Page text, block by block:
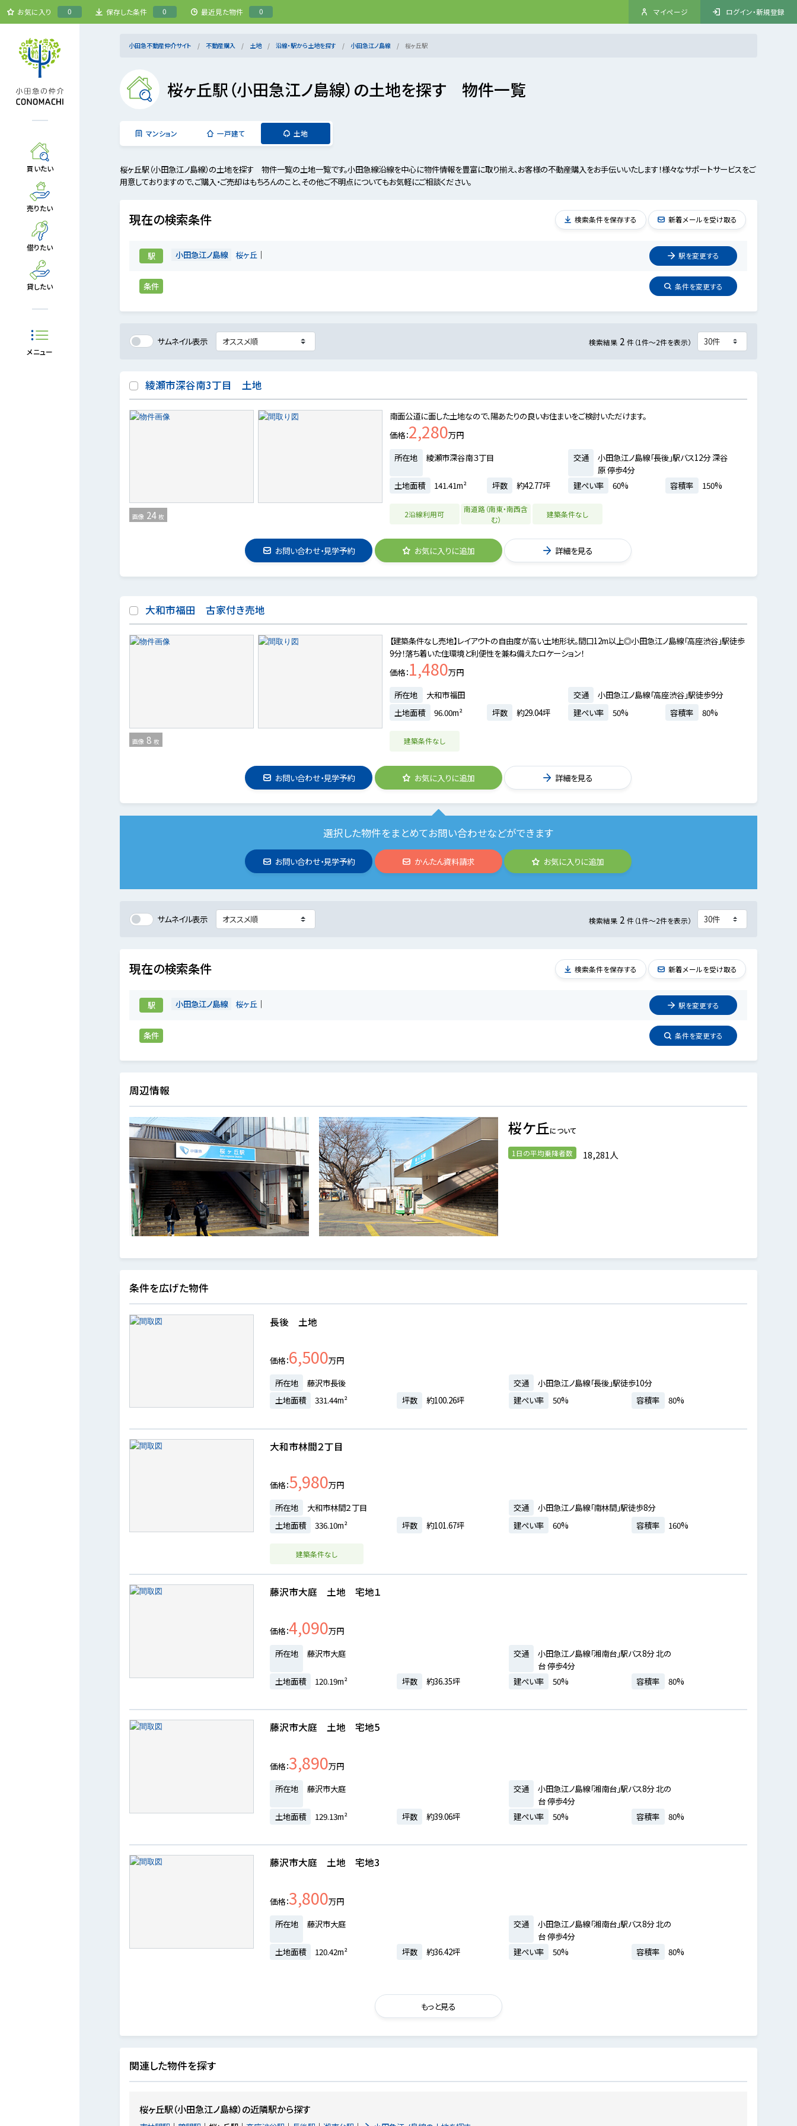
お気に入り 0 保存した条件 0 最近見た物件 0 マイページ ログイン・新規登録
買いたい
売りたい
借りたい
貸したい
メニュー
小田急不動産仲介サイト 不動産購入 土地 沿線・駅から土地を探す 小田急江ノ島線 桜ヶ丘駅
桜ヶ丘駅（小田急江ノ島線）の土地を探す 物件一覧
マンション 一戸建て 土地
桜ヶ丘駅（小田急江ノ島線）の土地を探す 物件一覧の土地一覧です。小田急線沿線を中心に物件情報を豊富に取り揃え、お客様の不動産購入をお手伝いいたします！様々なサポートサービスをご
用意しておりますので、ご購入・ご売却はもちろんのこと、その他ご不明点についてもお気軽にご相談ください。
現在の検索条件
駅 小田急江ノ島線 桜ヶ丘 駅を変更する
条件 条件を変更する
検索条件を保存する 新着メールを受け取る
サムネイル表示 検索結果 2 件（1件～2件を表示）
綾瀬市深谷南3丁目 土地
画像 24 枚
南面公道に面した土地なので、陽あたりの良いお住まいをご検討いただけます。
価格 2,280万円
所在地
綾瀬市深谷南３丁目 交通
小田急江ノ島線「長後」駅バス12分 深谷
原 停歩4分
土地面積
141.41m² 坪数 約42.77坪 建ぺい率 60% 容積率 150%
2沿線利用可
南道路（南東・南西含
む）
建築条件なし
お問い合わせ・見学予約 お気に入りに追加 詳細を見る
大和市福田 古家付き売地
画像 8 枚
【建築条件なし売地】レイアウトの自由度が高い土地形状。間口12m以上◎小田急江ノ島線「高座渋谷」駅徒歩
9分！落ち着いた住環境と利便性を兼ね備えたロケーション！
価格 1,480万円
所在地
大和市福田 交通
小田急江ノ島線「高座渋谷」駅徒歩9分
土地面積
96.00m² 坪数 約29.04坪 建ぺい率 50% 容積率 80%
建築条件なし
お問い合わせ・見学予約 お気に入りに追加 詳細を見る
選択した物件をまとめてお問い合わせなどができます
お問い合わせ・見学予約 かんたん資料請求 お気に入りに追加
サムネイル表示 検索結果 2 件（1件～2件を表示）
現在の検索条件
駅 小田急江ノ島線 桜ヶ丘 駅を変更する
条件 条件を変更する
検索条件を保存する 新着メールを受け取る
周辺情報
桜ケ丘について
1日の平均乗降者数 18,281人
条件を広げた物件
長後 土地
価格 6,500万円
所在地
藤沢市長後 交通
小田急江ノ島線「長後」駅徒歩10分
土地面積
331.44m² 坪数 約100.26坪 建ぺい率 50% 容積率 80%
大和市林間２丁目
価格 5,980万円
所在地
大和市林間２丁目 交通
小田急江ノ島線「南林間」駅徒歩8分
土地面積
336.10m² 坪数 約101.67坪 建ぺい率 60% 容積率 160%
建築条件なし
藤沢市大庭 土地 宅地１
価格 4,090万円
所在地
藤沢市大庭 交通
小田急江ノ島線「湘南台」駅バス8分 北の
台 停歩4分
土地面積
120.19m² 坪数 約36.35坪 建ぺい率 50% 容積率 80%
藤沢市大庭 土地 宅地5
価格 3,890万円
所在地
藤沢市大庭 交通
小田急江ノ島線「湘南台」駅バス8分 北の
台 停歩4分
土地面積
129.13m² 坪数 約39.06坪 建ぺい率 50% 容積率 80%
藤沢市大庭 土地 宅地3
価格 3,800万円
所在地
藤沢市大庭 交通
小田急江ノ島線「湘南台」駅バス8分 北の
台 停歩4分
土地面積
120.42m² 坪数 約36.42坪 建ぺい率 50% 容積率 80%
もっと見る
関連した物件を探す
桜ヶ丘駅（小田急江ノ島線）の近隣駅から探す